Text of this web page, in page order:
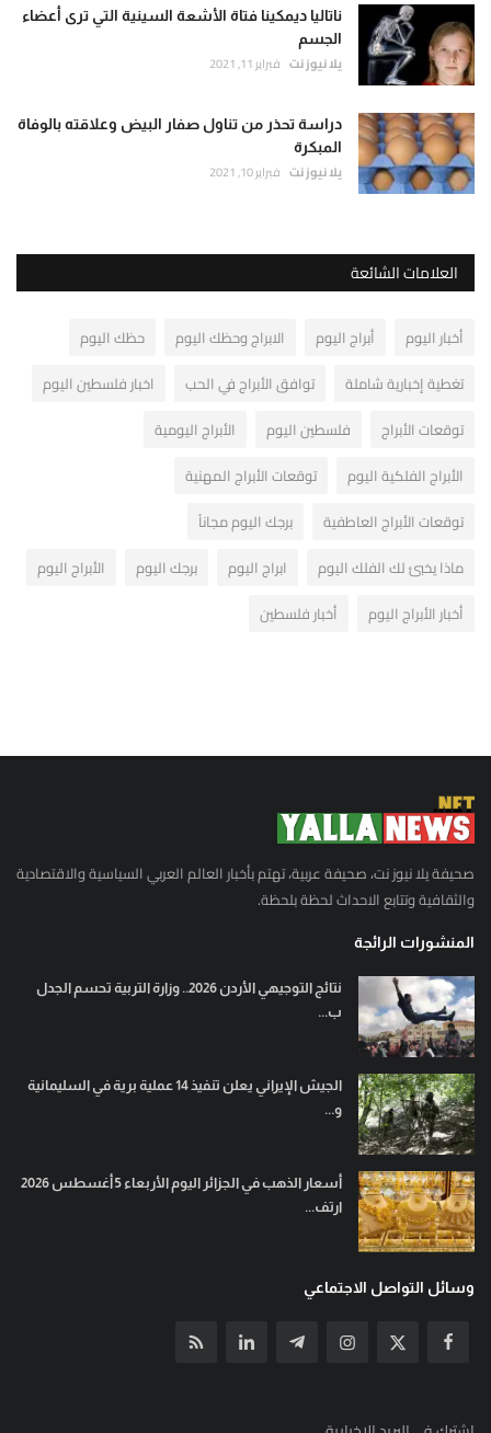
ناتاليا ديمكينا فتاة الأشعة السينية التي ترى أعضاء
الجسم
يلا نيوز نت فبراير 11, 2021
دراسة تحذر من تناول صفار البيض وعلاقته بالوفاة
المبكرة
يلا نيوز نت فبراير 10, 2021
العلامات الشائعة
أخبار اليوم أبراج اليوم الابراج وحظك اليوم
حظك اليوم
تغطية إخبارية شاملة
توافق الأبراج في الحب
اخبار فلسطين اليوم
توقعات الأبراج
فلسطين اليوم
الأبراج اليومية
الأبراج الفلكية اليوم
توقعات الأبراج المهنية
توقعات الأبراج العاطفية
برجك اليوم مجاناً
ماذا يخبئ لك الفلك اليوم
ابراج اليوم برجك اليوم
الأبراج اليوم
أخبار الأبراج اليوم
أخبار فلسطين
صحيفة يلا نيوز نت، صحيفة عربية، تهتم بأخبار العالم العربي السياسية والاقتصادية
والثقافية وتتابع الاحداث لحظة بلحظة.
المنشورات الرائجة
نتائج التوجيهي الأردن 2026.. وزارة التربية تحسم الجدل
ب...
الجيش الإيراني يعلن تنفيذ 14 عملية برية في السليمانية
و...
أسعار الذهب في الجزائر اليوم الأربعاء 5 أغسطس 2026
ارتف...
وسائل التواصل الاجتماعي